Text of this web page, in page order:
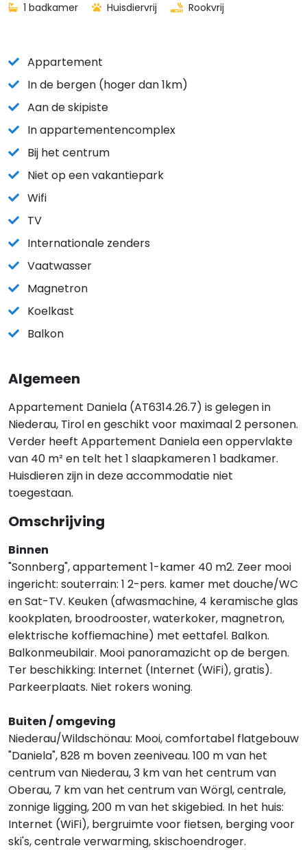
1 badkamer
Huisdiervrij Rookvrij
Appartement
In de bergen (hoger dan 1km)
Aan de skipiste
In appartementencomplex
Bij het centrum
Niet op een vakantiepark
Wifi
TV
Internationale zenders
Vaatwasser
Magnetron
Koelkast
Balkon
Algemeen
Appartement Daniela (AT6314.26.7) is gelegen in
Niederau, Tirol en geschikt voor maximaal 2 personen.
Verder heeft Appartement Daniela een oppervlakte
van 40 m² en telt het 1 slaapkameren 1 badkamer.
Huisdieren zijn in deze accommodatie niet
toegestaan.
Omschrijving
Binnen
"Sonnberg", appartement 1-kamer 40 m2. Zeer mooi
ingericht: souterrain: 1 2-pers. kamer met douche/WC
en Sat-TV. Keuken (afwasmachine, 4 keramische glas
kookplaten, broodrooster, waterkoker, magnetron,
elektrische koffiemachine) met eettafel. Balkon.
Balkonmeubilair. Mooi panoramazicht op de bergen.
Ter beschikking: Internet (Internet (WiFi), gratis).
Parkeerplaats. Niet rokers woning.
Buiten / omgeving
Niederau/Wildschönau: Mooi, comfortabel flatgebouw
"Daniela", 828 m boven zeeniveau. 100 m van het
centrum van Niederau, 3 km van het centrum van
Oberau, 7 km van het centrum van Wörgl, centrale,
zonnige ligging, 200 m van het skigebied. In het huis:
Internet (WiFi), bergruimte voor fietsen, berging voor
ski's, centrale verwarming, skischoendroger.